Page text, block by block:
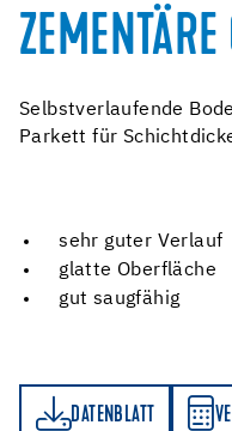
Selbstverlaufende
Parkett für
sehr guter Verlauf
glatte Oberfläche
gut saugfähig
DATENBLATT
VERBRAUCHSRECHNER